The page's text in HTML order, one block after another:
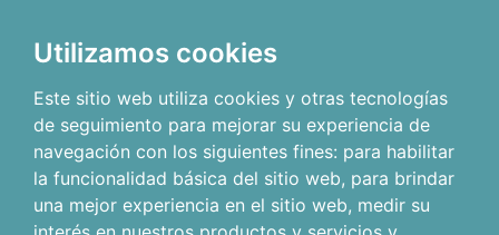
Utilizamos cookies
Este sitio web utiliza cookies y otras tecnologías
de seguimiento para mejorar su experiencia de
navegación con los siguientes fines: para habilitar
la funcionalidad básica del sitio web, para brindar
una mejor experiencia en el sitio web, medir su